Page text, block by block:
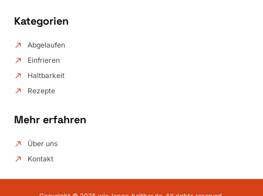
Kategorien
Abgelaufen
Einfrieren
Haltbarkeit
Rezepte
Mehr erfahren
Über uns
Kontakt